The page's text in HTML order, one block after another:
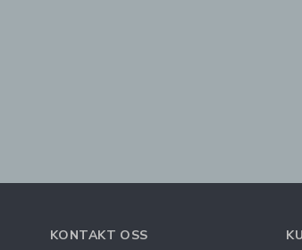
KONTAKT OSS